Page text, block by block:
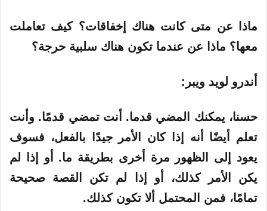
ماذا عن متى كانت هناك إخفاقات؟ كيف تعاملت
معها؟ ماذا عن عندما تكون هناك سلبية حرجة؟
أندرو لويد ويبر:
حسنا، يمكنك المضي قدما. أنت تمضي قدمًا. وأنت
تعلم أيضًا أنه إذا كان الأمر جيدًا بالفعل، فسوف
يعود إلى الظهور مرة أخرى بطريقة ما. أو إذا لم
يكن الأمر كذلك، أو إذا لم تكن القصة صحيحة
تمامًا، فمن المحتمل ألا تكون كذلك.